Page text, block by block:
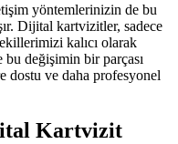
yöntemlerinizin de bu
Dijital kartvizitler, sadece
kalıcı olarak
değişimin bir parçası
dostu ve daha profesyonel
Kartvizit